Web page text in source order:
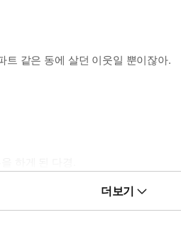
트 같은 동에 살던 이웃일 뿐이잖아.
더보기